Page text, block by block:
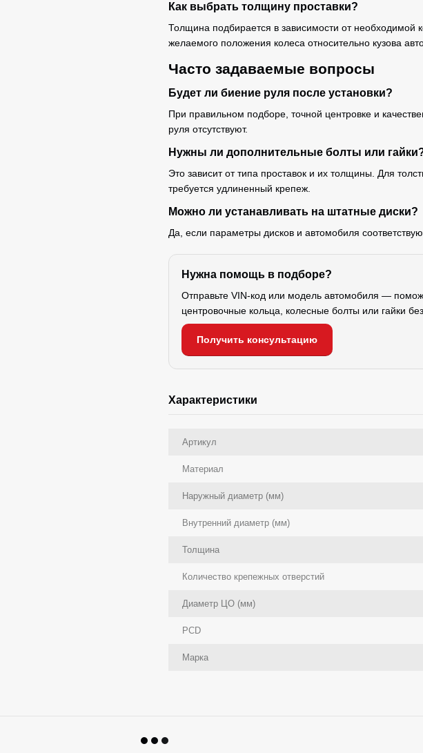
Как выбрать толщину проставки?
Толщина подбирается в зависимости от необходимой
желаемого положения колеса относительно кузова
Часто задаваемые вопросы
Будет ли биение руля после установки?
При правильном подборе, точной центровке и
руля отсутствуют.
Нужны ли дополнительные болты или
Это зависит от типа проставок и их толщины. Для
требуется удлиненный крепеж.
Можно ли устанавливать на штатные диски?
Да, если параметры дисков и автомобиля
Нужна помощь в подборе?
Отправьте VIN-код или модель автомобиля —
центровочные кольца, колесные болты или гайки
Получить консультацию
Характеристики
Артикул
Материал
Наружный диаметр (мм)
Внутренний диаметр (мм)
Толщина
Количество крепежных отверстий
Диаметр ЦО (мм)
PCD
Марка